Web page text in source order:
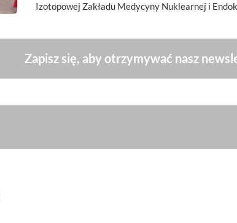
Izotopowej Zakładu Medycyny Nuklearnej i
Zapisz się, aby otrzymywać nasz